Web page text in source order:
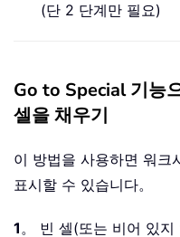
(단 2 단계만 필요)
Go to Special 기능
셀을 채우기
이 방법을 사용하면 워크
표시할 수 있습니다。
1。 빈 셀(또는 비어 있